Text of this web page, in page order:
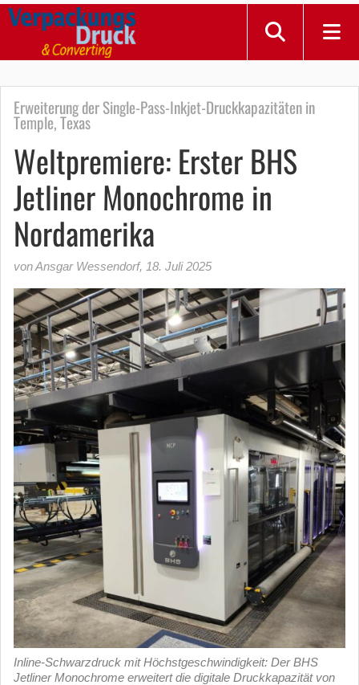
Erweiterung der Single-Pass-Inkjet-Druckkapazitäten in
Temple, Texas
Weltpremiere: Erster BHS
Jetliner Monochrome in
Nordamerika
von Ansgar Wessendorf, 18. Juli 2025
Inline-Schwarzdruck mit Höchstgeschwindigkeit: Der BHS
Jetliner Monochrome erweitert die digitale Druckkapazität von